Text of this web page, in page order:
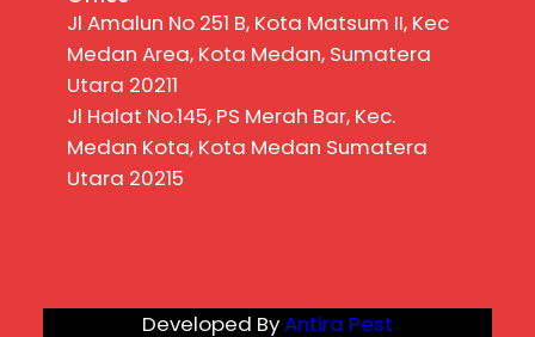
Jl Amalun No 251 B, Kota Matsum II, Kec
Medan Area, Kota Medan, Sumatera
Utara 20211
Jl Halat No.145, PS Merah Bar, Kec.
Medan Kota, Kota Medan Sumatera
Utara 20215
Developed ByAntira Pest